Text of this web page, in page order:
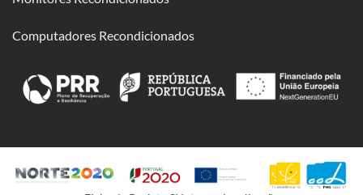
Computadores Recondicionados